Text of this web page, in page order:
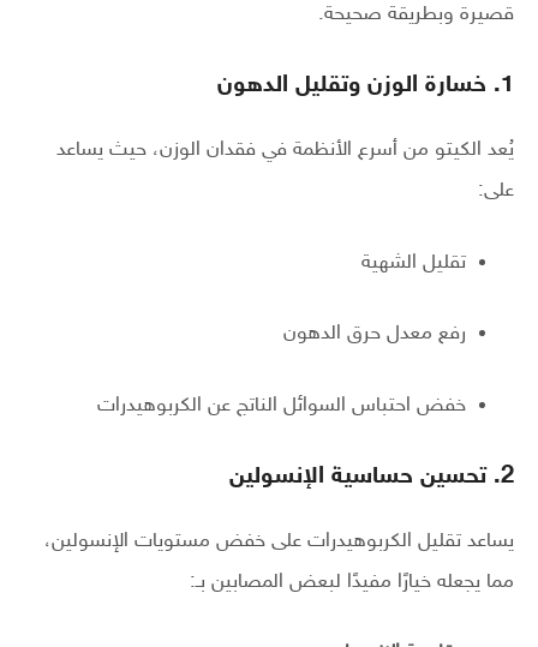
قصيرة وبطريقة صحيحة.
1. خسارة الوزن وتقليل الدهون
يُعد الكيتو من أسرع الأنظمة في فقدان الوزن، حيث يساعد
على:
تقليل الشهية
رفع معدل حرق الدهون
خفض احتباس السوائل الناتج عن الكربوهيدرات
2. تحسين حساسية الإنسولين
يساعد تقليل الكربوهيدرات على خفض مستويات الإنسولين،
مما يجعله خيارًا مفيدًا لبعض المصابين بـ: